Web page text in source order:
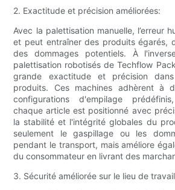
2. Exactitude et précision améliorées:
Avec la palettisation manuelle, l’erreur
et peut entraîner des produits égarés,
des dommages potentiels. À
palettisation robotisés de Techflow
grande exactitude et précision
produits. Ces machines adhèrent à
configurations d'empilage
chaque article est positionné avec
la stabilité et l'intégrité globales du
seulement le gaspillage ou les
pendant le transport, mais améliore
du consommateur en livrant des
3. Sécurité améliorée sur le lieu de